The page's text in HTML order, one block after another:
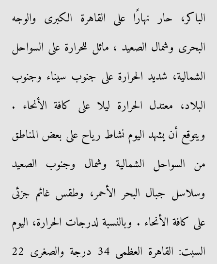
الباكر، حار نهارًا على القاهرة الكبرى والوجه
البحرى وشمال الصعيد ، مائل للحرارة على السواحل
الشمالية، شديد الحرارة على جنوب سيناء وجنوب
البلاد، معتدل الحرارة ليلا على كافة الأنحاء .
ويتوقع أن يشهد اليوم نشاط رياح على بعض المناطق
من السواحل الشمالية وشمال وجنوب الصعيد
وسلاسل جبال البحر الأحمر، وطقس غائم جزئى
على كافة الأنحاء . وبالنسبة لدرجات الحرارة، اليوم
السبت: القاهرة العظمى 34 درجة والصغرى 22